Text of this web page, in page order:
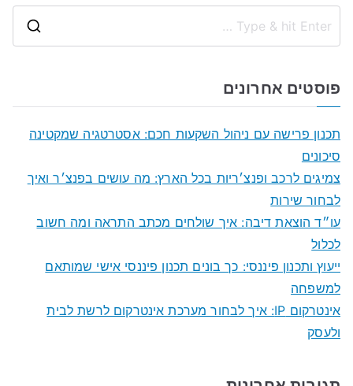
פוסטים אחרונים
תכנון פרישה עם ניהול השקעות חכם: אסטרטגיה שמקטינה
סיכונים
צמיגים לרכב ופנצ׳ריות בכל הארץ: מה עושים בפנצ׳ר ואיך
לבחור שירות
עו״ד הוצאת דיבה: איך שולחים מכתב התראה ומה חשוב
לכלול
ייעוץ ותכנון פיננסי: כך בונים תכנון פיננסי אישי שמותאם
למשפחה
אינטרקום IP: איך לבחור מערכת אינטרקום לרשת לבית
ולעסק